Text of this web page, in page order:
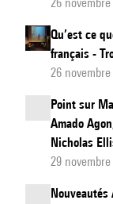
Qu’est ce
français -
26
Point sur
Amado
Nicholas
29